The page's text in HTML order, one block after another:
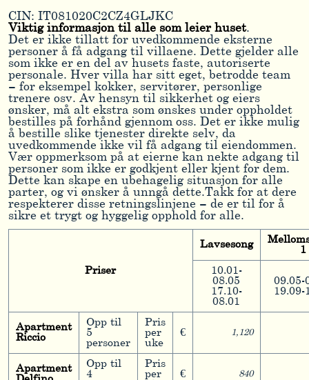
CIN: IT081020C2CZ4GLJKC
Viktig informasjon til alle som leier huset.
Det er ikke tillatt for uvedkommende eksterne
personer å få adgang til villaene. Dette gjelder alle
som ikke er en del av husets faste, autoriserte
personale. Hver villa har sitt eget, betrodde team
– for eksempel kokker, servitører, personlige
trenere osv. Av hensyn til sikkerhet og eiers
ønsker, må alt ekstra som ønskes under oppholdet
bestilles på forhånd gjennom oss. Det er ikke mulig
å bestille slike tjenester direkte selv, da
uvedkommende ikke vil få adgang til eiendommen.
Vær oppmerksom på at eierne kan nekte adgang til
personer som ikke er godkjent eller kjent for dem.
Dette kan skape en ubehagelig situasjon for alle
parter, og vi ønsker å unngå dette.Takk for at dere
respekterer disse retningslinjene – de er til for å
sikre et trygt og hyggelig opphold for alle.
Priser
Lavsesong
1
10.01-
08.05
17.10-
08.01
09.05-
19.09-
Apartment
Riccio
Opp til
5
personer
Pris
per
uke
€ 1,120
Apartment
Opp til
4
Pris
per
€ 840